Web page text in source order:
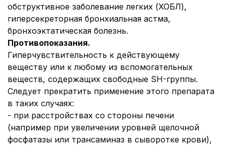
обструктивное заболевание легких (ХОБЛ),
гиперсекреторная бронхиальная астма,
бронхоэктатическая болезнь.
Противопоказания.
Гиперчувствительность к действующему
веществу или к любому из вспомогательных
веществ, содержащих свободные SH-группы.
Следует прекратить применение этого препарата
в таких случаях:
- при расстройствах со стороны печени
(например при увеличении уровней щелочной
фосфатазы или трансаминаз в сыворотке крови),